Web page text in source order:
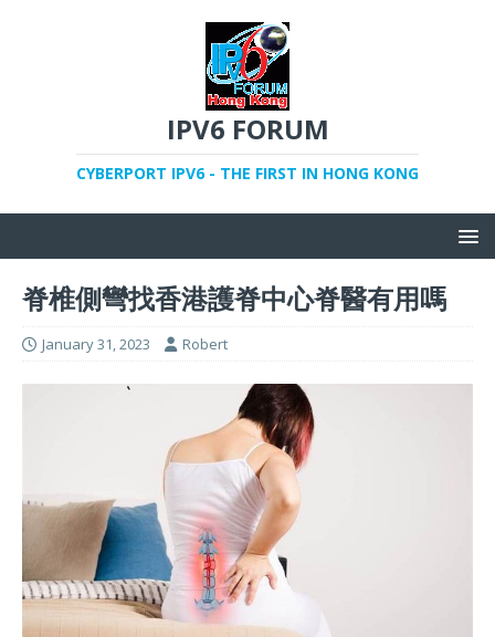
IPV6 FORUM
CYBERPORT IPV6 - THE FIRST IN HONG KONG
脊椎側彎找香港護脊中心脊醫有用嗎
January 31, 2023 Robert